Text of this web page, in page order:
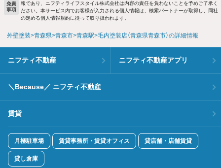
免責
事項
報であり、ニフティライフスタイル株式会社は内容の責任を負わないことを予めご了承く
ださい。本サービス内でお客様が入力される個人情報は、検索パートナーが取得し、同社
の定める個人情報規約に従って取り扱われます。
外壁塗装 青森県 青森市 青森駅 毛内塗装店（青森県青森市）の詳細情報
ニフティ不動産 ニフティ不動産アプリ
＼Because／ ニフティ不動産
賃貸
月極駐車場 賃貸事務所・賃貸オフィス 貸店舗・店舗賃貸
貸し倉庫